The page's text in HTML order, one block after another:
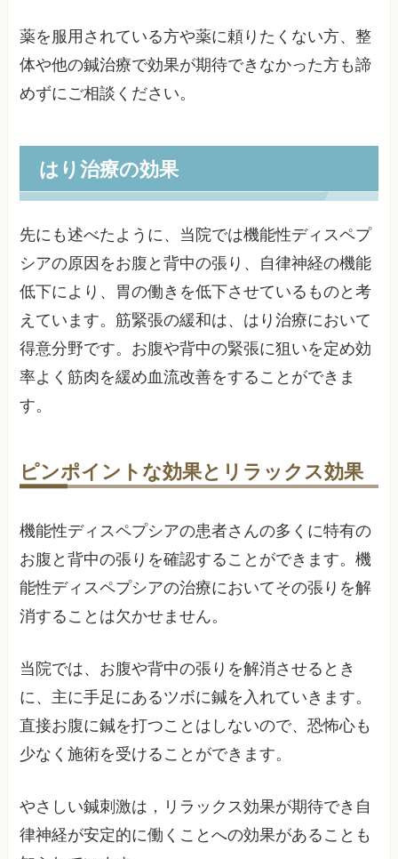
薬を服用されている方や薬に頼りたくない方、整
体や他の鍼治療で効果が期待できなかった方も諦
めずにご相談ください。
はり治療の効果
先にも述べたように、当院では機能性ディスペプ
シアの原因をお腹と背中の張り、自律神経の機能
低下により、胃の働きを低下させているものと考
えています。筋緊張の緩和は、はり治療において
得意分野です。お腹や背中の緊張に狙いを定め効
率よく筋肉を緩め血流改善をすることができま
す。
ピンポイントな効果とリラックス効果
機能性ディスペプシアの患者さんの多くに特有の
お腹と背中の張りを確認することができます。機
能性ディスペプシアの治療においてその張りを解
消することは欠かせません。
当院では、お腹や背中の張りを解消させるとき
に、主に手足にあるツボに鍼を入れていきます。
直接お腹に鍼を打つことはしないので、恐怖心も
少なく施術を受けることができます。
やさしい鍼刺激は，リラックス効果が期待でき自
律神経が安定的に働くことへの効果があることも